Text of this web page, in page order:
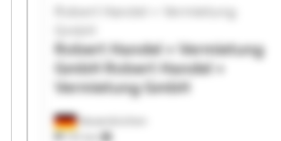
Neuenkirchen
731 km
Robert Handel + Vermietung
Robert Handel + Vermietung
GmbHRobert Handel +
Vermietung GmbH